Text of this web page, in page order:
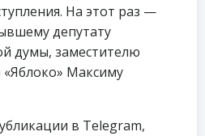
На этот раз —
депутату
думы, заместителю
«Яблоко» Максиму
в Telegram,